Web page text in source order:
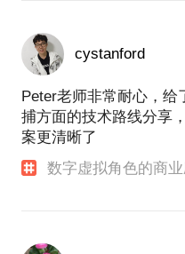
cystanford
Peter老师非常耐心，给
捕方面的技术路线分享
案更清晰了
数字虚拟角色的商